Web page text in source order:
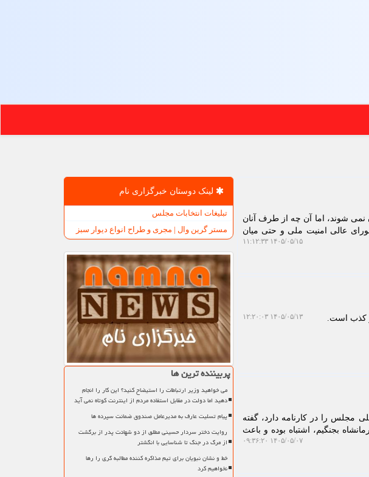
نمی شوند، اما آن چه از طرف آنان
عالی امنیت ملی و حتی میان
۱۴۰۵/۰۵/۱۵ ۱۱:۱۲:۳۳
کذب است. ۱۴۰۵/۰۵/۱۳ ۱۲:۲۰:۰۳
مجلس را در کارنامه دارد، گفته
بجنگیم، اشتباه بوده و باعث
۱۴۰۵/۰۵/۰۷ ۰۹:۳۶:۲۰
لینک دوستان خبرگزاری نام
تبلیغات انتخابات مجلس
مستر گرین وال | مجری و طراح انواع دیوار سبز
پربیننده ترین ها
می خواهید وزیر ارتباطات را استیضاح کنید؟ این کار را انجام
دهید اما دولت در مقابل استفاده مردم از اینترنت کوتاه نمی آید
پیام تسلیت عارف به مدیرعامل صندوق ضمانت سپرده ها
روایت دختر سردار حسینی مطلق از دو شهادت پدر از برگشت
از مرگ در جنگ تا شناسایی با انگشتر
خط و نشان نبویان برای تیم مذاکره کننده مطالبه گری را رها
نخواهیم کرد